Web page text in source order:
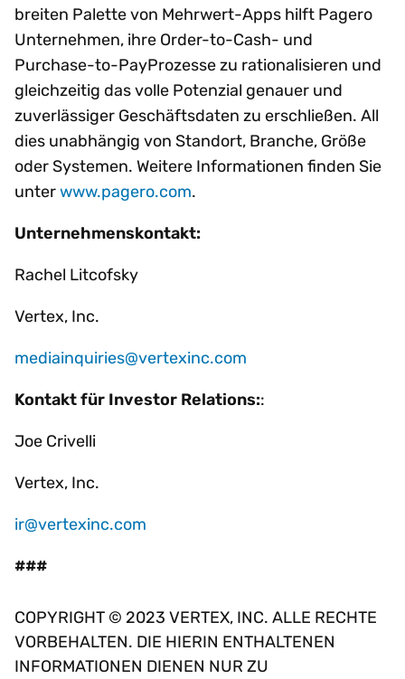
breiten Palette von Mehrwert-Apps hilft Pagero
Unternehmen, ihre Order-to-Cash- und
Purchase-to-PayProzesse zu rationalisieren und
gleichzeitig das volle Potenzial genauer und
zuverlässiger Geschäftsdaten zu erschließen. All
dies unabhängig von Standort, Branche, Größe
oder Systemen. Weitere Informationen finden Sie
unterwww.pagero.com.
Unternehmenskontakt:
Rachel Litcofsky
Vertex, Inc.
mediainquiries@vertexinc.com
Kontakt für Investor Relations::
Joe Crivelli
Vertex, Inc.
ir@vertexinc.com
###
COPYRIGHT © 2023 VERTEX, INC. ALLE RECHTE
VORBEHALTEN. DIE HIERIN ENTHALTENEN
INFORMATIONEN DIENEN NUR ZU